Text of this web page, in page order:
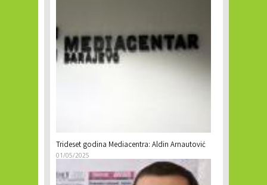
Trideset godina Mediacentra: Aldin Arnautović
01/05/2025